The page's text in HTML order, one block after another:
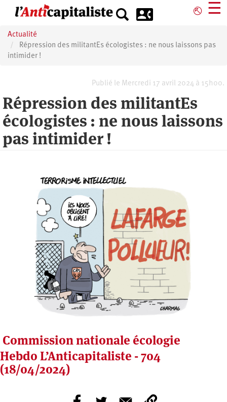
principal
⎋ ☰
Actualité
Répression des militantEs écologistes : ne nous laissons pas
intimider !
Publié le Mercredi 17 avril 2024 à 15h00.
Répression des militantEs
écologistes : ne nous laissons
pas intimider !
Commission nationale écologie
Hebdo L’Anticapitaliste - 704
(18/04/2024)